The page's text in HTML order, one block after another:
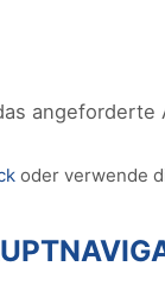
angeforderte
oder verwende